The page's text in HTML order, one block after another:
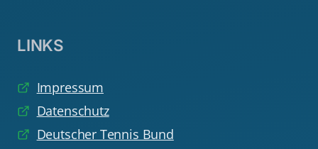
LINKS
Impressum
Datenschutz
Deutscher Tennis Bund